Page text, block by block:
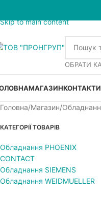
Skip to main content
ОБРАТИ
МАГАЗИНКОНТАКТИ
Головна Магазин
КАТЕГОРІЇ ТОВАРІВ
Обладнання PHOENIX
CONTACT
Обладнання SIEMENS
Обладнання WEIDMUELLER